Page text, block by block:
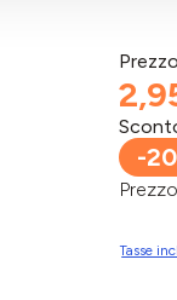
-
Tasse